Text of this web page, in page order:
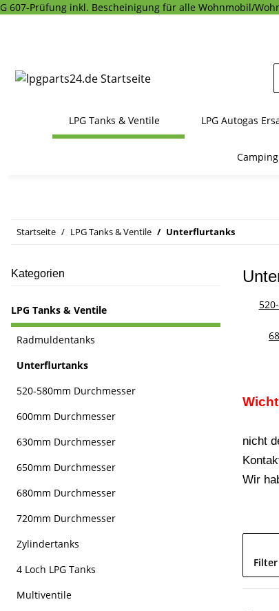
G 607-Prüfung inkl. Bescheinigung für alle Wohnmobil/
LPG Tanks & Ventile LPG Autogas
Startseite LPG Tanks & Ventile Unterflurtanks
nicht
Wir
Filter
Kategorien
LPG Tanks & Ventile
Radmuldentanks
Unterflurtanks
520-580mm Durchmesser
600mm Durchmesser
630mm Durchmesser
650mm Durchmesser
680mm Durchmesser
720mm Durchmesser
Zylindertanks
4 Loch LPG Tanks
Multiventile